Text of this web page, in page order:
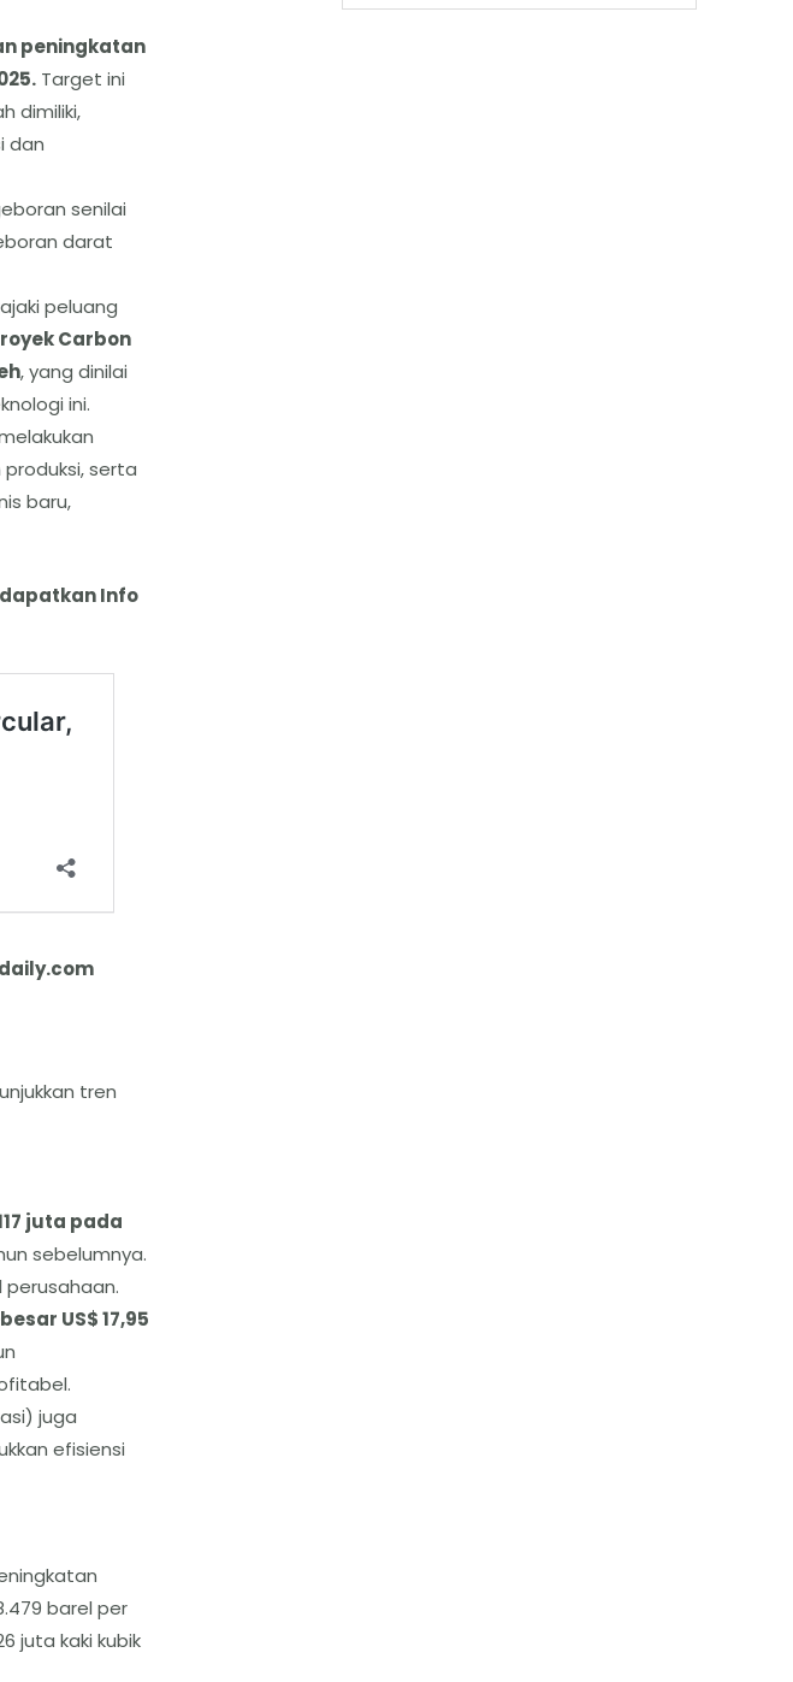
peningkatan
Target ini
dimiliki,
dan
senilai
darat
peluang
Carbon
, yang dinilai
ini.
serta
baru,
Info
tren
juta pada
sebelumnya.
perusahaan.
US$ 17,95
juga
efisiensi
barel per
juta kaki kubik